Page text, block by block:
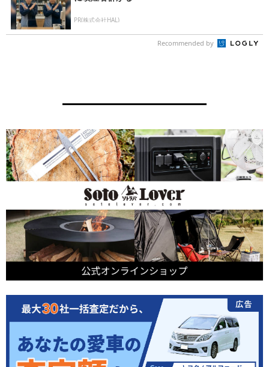
PR(株式会社HAL)
Recommended by